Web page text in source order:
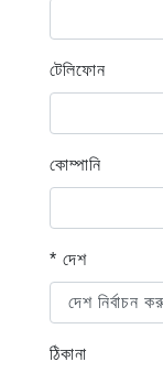
টেলিফোন
কোম্পানি
* দেশ
ঠিকানা